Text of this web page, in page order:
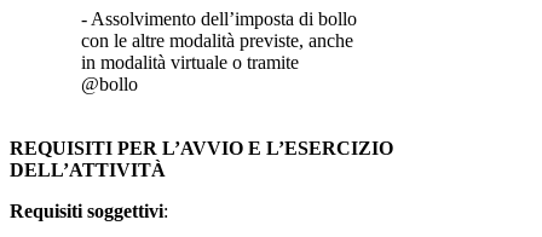
- Assolvimento dell’imposta di bollo
con le altre modalità previste, anche
in modalità virtuale o tramite
@bollo
REQUISITI PER L’AVVIO E L’ESERCIZIO
DELL’ATTIVITÀ
Requisiti soggettivi: